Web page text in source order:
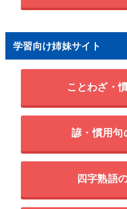
学習向け姉妹サイト
ことわざ・
諺・慣用句
四字熟語